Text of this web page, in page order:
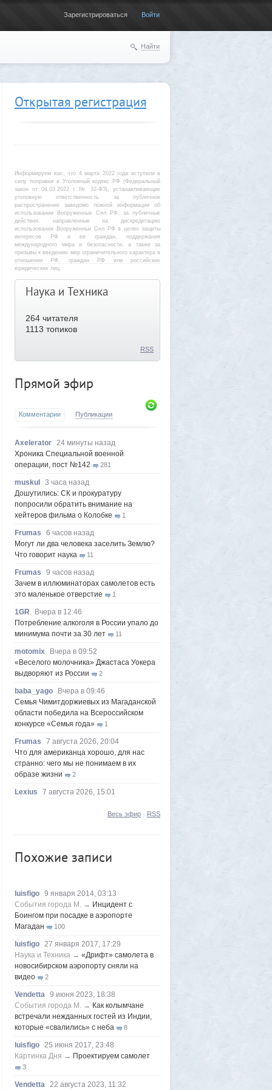
Зарегистрироваться Войти
Найти
Открытая регистрация
Информируем вас, что 4 марта 2022 года вступили в
силу поправки в Уголовный кодекс РФ (Федеральный
закон от 04.03.2022 г. № 32-ФЗ), устанавливающие
уголовную ответственность за публичное
распространение заведомо ложной информации об
использовании Вооруженных Сил РФ, за публичные
действия, направленные на дискредитацию
использования Вооруженных Сил РФ в целях защиты
интересов РФ и ее граждан, поддержания
международного мира и безопасности, а также за
призывы к введению мер ограничительного характера в
отношении РФ, граждан РФ или российских
юридических лиц.
Наука и Техника
264 читателя
1113 топиков
RSS
Прямой эфир
Комментарии Публикации
Axelerator 24 минуты назад
Хроника Специальной военной
операции, пост №142
281
muskul
3 часа назад
Дошутились: СК и прокуратуру
попросили обратить внимание на
хейтеров фильма о Колобке
1
Frumas
6 часов назад
Могут ли два человека заселить Землю?
Что говорит наука
11
Frumas
9 часов назад
Зачем в иллюминаторах самолетов есть
это маленькое отверстие
1
1GR
Вчера в 12:46
Потребление алкоголя в России упало до
минимума почти за 30 лет
11
motomix
Вчера в 09:52
«Веселого молочника» Джастаса Уокера
выдворяют из России
2
baba_yago
Вчера в 09:46
Семья Чимитдоржиевых из Магаданской
области победила на Всероссийском
конкурсе «Семья года»
1
Frumas
7 августа 2026, 20:04
Что для американца хорошо, для нас
странно: чего мы не понимаем в их
образе жизни
2
Lexius
7 августа 2026, 15:01
трансляцию торгов потеряла все
10
импортозамещенный самолёт МС-21
поднялся в небо
1
«Она свернула в комнату - и сразу
вспыхнул огонь»: покупательница жилья,
которое сожгла пенсионерка, рассказала
подробности
Vendetta
6 августа 2026, 06:03
Слип для маломерных судов в Магадане
запустят в тестовом режиме до конца
лета
5
Frumas
5 августа 2026, 20:09
Утром 5 августа Луна «взорвется»:
падение ракеты Илона Маска на
поверхность спутника можно будет
Frumas
5 августа 2026, 20:06
Форма имеет значение: один капризный
Весь эфир · RSS
Похожие записи
luisfigo 9 января 2014, 03:13
События города М. → Инцидент с
Боингом при посадке в аэропорте
Магадан
100
luisfigo 27 января 2017, 17:29
Наука и Техника → «Дрифт» самолета в
новосибирском аэропорту сняли на
видео
2
Vendetta 9 июня 2023, 18:38
События города М. → Как колымчане
встречали нежданных гостей из Индии,
которые «свалились» с неба
8
luisfigo 25 июня 2017, 23:48
Картинка Дня → Проектируем самолет
3
Vendetta 22 августа 2023, 11:32